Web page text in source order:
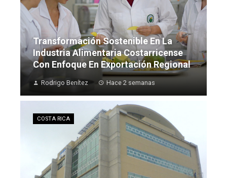
Transformación Sostenible En La
Industria Alimentaria Costarricense
Con Enfoque En Exportación Regional
Rodrigo Benítez Hace 2 semanas
COSTA RICA